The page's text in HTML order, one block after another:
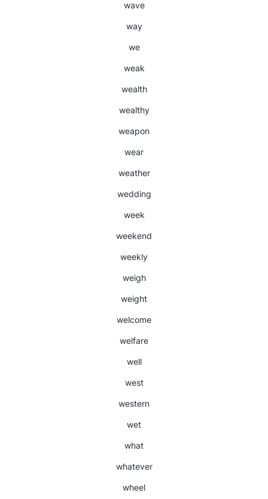
wave
way
we
weak
wealth
wealthy
weapon
wear
weather
wedding
week
weekend
weekly
weigh
weight
welcome
welfare
well
west
western
wet
what
whatever
wheel